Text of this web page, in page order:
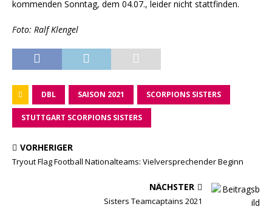
kommenden Sonntag, dem 04.07., leider nicht stattfinden.
Foto: Ralf Klengel
DBL SAISON 2021 SCORPIONS SISTERS
STUTTGART SCORPIONS SISTERS
VORHERIGER
Tryout Flag Football Nationalteams: Vielversprechender Beginn
NÄCHSTER
Sisters Teamcaptains 2021